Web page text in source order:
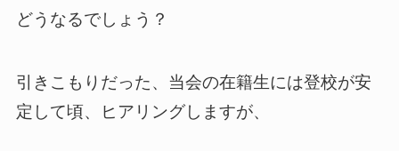
どうなるでしょう？
引きこもりだった、当会の在籍生には登校が安
定して頃、ヒアリングしますが、